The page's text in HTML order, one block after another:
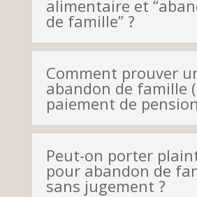
alimentaire et
de famille” ?
Comment prouver
abandon de famille
paiement de
Peut-on porter
pour abandon de
sans jugement ?